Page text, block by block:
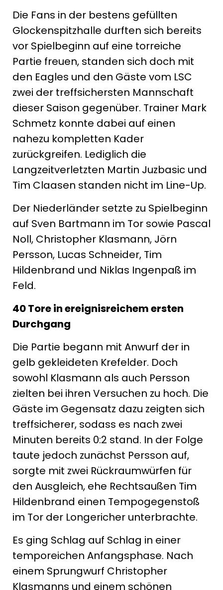
Die Fans in der bestens gefüllten
Glockenspitzhalle durften sich bereits
vor Spielbeginn auf eine torreiche
Partie freuen, standen sich doch mit
den Eagles und den Gäste vom LSC
zwei der treffsichersten Mannschaft
dieser Saison gegenüber. Trainer Mark
Schmetz konnte dabei auf einen
nahezu kompletten Kader
zurückgreifen. Lediglich die
Langzeitverletzten Martin Juzbasic und
Tim Claasen standen nicht im Line-Up.
Der Niederländer setzte zu Spielbeginn
auf Sven Bartmann im Tor sowie Pascal
Noll, Christopher Klasmann, Jörn
Persson, Lucas Schneider, Tim
Hildenbrand und Niklas Ingenpaß im
Feld.
40 Tore in ereignisreichem ersten
Durchgang
Die Partie begann mit Anwurf der in
gelb gekleideten Krefelder. Doch
sowohl Klasmann als auch Persson
zielten bei ihren Versuchen zu hoch. Die
Gäste im Gegensatz dazu zeigten sich
treffsicherer, sodass es nach zwei
Minuten bereits 0:2 stand. In der Folge
taute jedoch zunächst Persson auf,
sorgte mit zwei Rückraumwürfen für
den Ausgleich, ehe Rechtsaußen Tim
Hildenbrand einen Tempogegenstoß
im Tor der Longericher unterbrachte.
Es ging Schlag auf Schlag in einer
temporeichen Anfangsphase. Nach
einem Sprungwurf Christopher
Klasmanns und einem schönen